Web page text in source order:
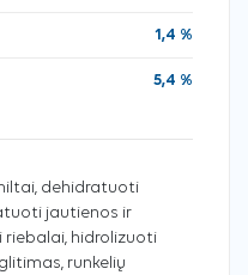
1,4 %
5,4 %
dehidratuoti
jautienos ir
riebalai, hidrolizuoti
runkelių